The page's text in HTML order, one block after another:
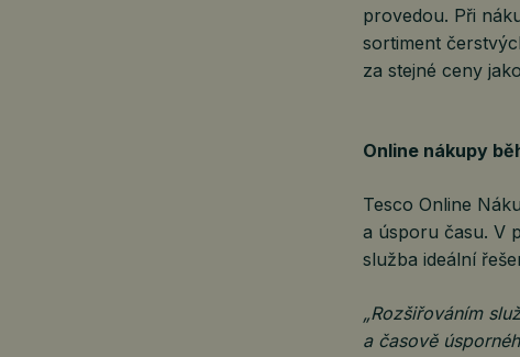
provedou. Při
sortiment
za stejné ceny
Online nákupy
Tesco Online
a úsporu času. V
služba ideální
„Rozšiřováním
a časově